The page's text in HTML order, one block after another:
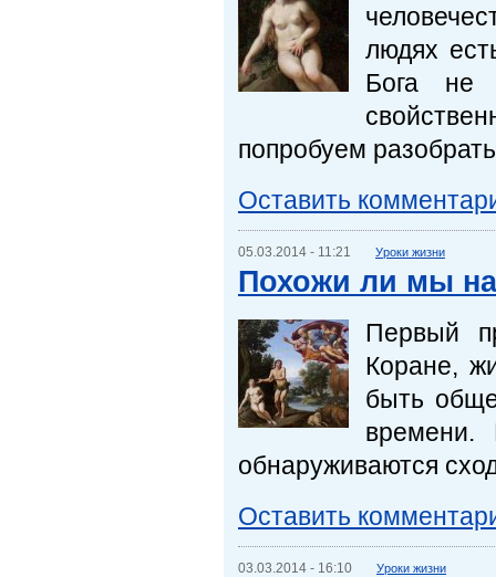
людях
Бога не
попробуем
Оставить
05.03.2014 - 11:21 Уроки жизни
Похожи ли мы
Первый
Коране,
быть
времени.
обнаруживаются
Оставить
03.03.2014 - 16:10 Уроки жизни